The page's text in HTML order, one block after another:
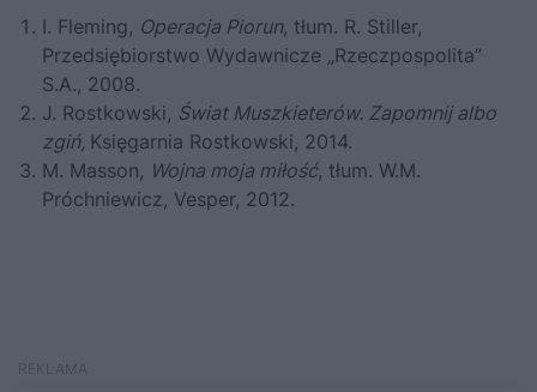
I. Fleming, Operacja Piorun, tłum. R. Stiller,
Przedsiębiorstwo Wydawnicze „Rzeczpospolita”
S.A., 2008.
J. Rostkowski, Świat Muszkieterów. Zapomnij albo
zgiń, Księgarnia Rostkowski, 2014.
M. Masson, Wojna moja miłość, tłum. W.M.
Próchniewicz, Vesper, 2012.